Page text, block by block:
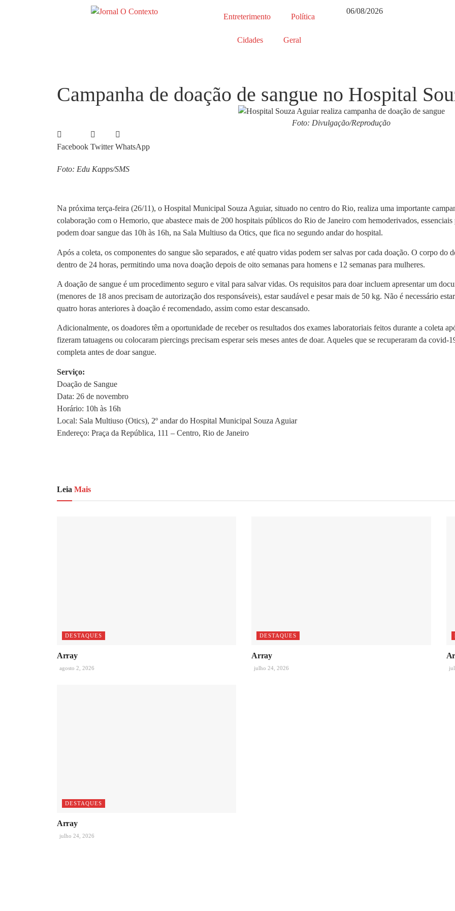
Entreterimento Política
Cidades Geral
06/08/2026
Campanha de doação de sangue no Hospital
Foto: Divulgação/Reprodução
Facebook Twitter WhatsApp
Foto: Edu Kapps/SMS
Na próxima terça-feira (26/11), o Hospital Municipal Souza Aguiar, situado no centro do Rio, realiza uma importante
colaboração com o Hemorio, que abastece mais de 200 hospitais públicos do Rio de Janeiro com hemoderivados,
podem doar sangue das 10h às 16h, na Sala Multiuso da Otics, que fica no segundo andar do hospital.
Após a coleta, os componentes do sangue são separados, e até quatro vidas podem ser salvas por cada doação. O corpo do
dentro de 24 horas, permitindo uma nova doação depois de oito semanas para homens e 12 semanas para mulheres.
A doação de sangue é um procedimento seguro e vital para salvar vidas. Os requisitos para doar incluem apresentar um
(menores de 18 anos precisam de autorização dos responsáveis), estar saudável e pesar mais de 50 kg. Não é necessário
quatro horas anteriores à doação é recomendado, assim como estar descansado.
Adicionalmente, os doadores têm a oportunidade de receber os resultados dos exames laboratoriais feitos durante a coleta
fizeram tatuagens ou colocaram piercings precisam esperar seis meses antes de doar. Aqueles que se recuperaram da covid-
completa antes de doar sangue.
Serviço:
Doação de Sangue
Data: 26 de novembro
Horário: 10h às 16h
Local: Sala Multiuso (Otics), 2º andar do Hospital Municipal Souza Aguiar
Endereço: Praça da República, 111 – Centro, Rio de Janeiro
Leia Mais
DESTAQUES
Array
agosto 2, 2026
DESTAQUES
Array
julho 24, 2026
DESTAQUES
Array
julho 24, 2026